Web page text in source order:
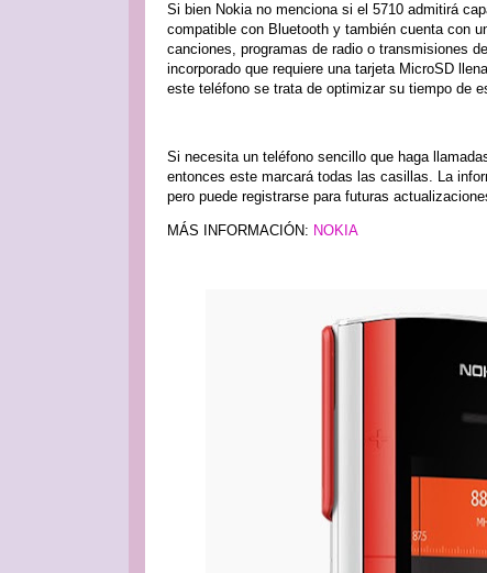
Si bien Nokia no menciona si el 5710 admitirá
compatible con Bluetooth y también cuenta con
canciones, programas de radio o transmisiones
incorporado que requiere una tarjeta MicroSD
este teléfono se trata de optimizar su tiempo de
Si necesita un teléfono sencillo que haga
entonces este marcará todas las casillas. La
pero puede registrarse para futuras
MÁS INFORMACIÓN: NOKIA